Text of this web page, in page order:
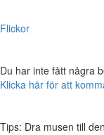
Flickor
Du har inte fått några
Klicka här för att
Tips: Dra musen till